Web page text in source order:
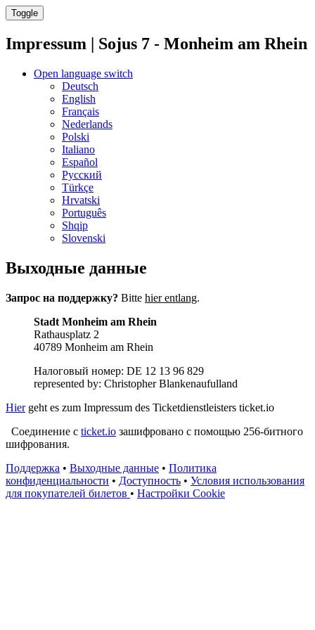
Toggle
Impressum | Sojus 7 - Monheim am Rhein
Open language switch
Deutsch
English
Français
Nederlands
Polski
Italiano
Español
Русский
Türkçe
Hrvatski
Português
Shqip
Slovenski
Выходные данные
Запрос на поддержку? Bitte hier entlang.
Stadt Monheim am Rhein
Rathausplatz 2
40789 Monheim am Rhein
Налоговый номер: DE 12 13 96 829
represented by: Christopher Blankenaufulland
Hiergeht es zum Impressum des Ticketdienstleisters ticket.io
Соединение с ticket.io зашифровано с помощью 256-битного
шифрования.
Поддержка • Выходные данные • Политика
конфиденциальности • Доступность • Условия использования
для покупателей билетов • Настройки Cookie